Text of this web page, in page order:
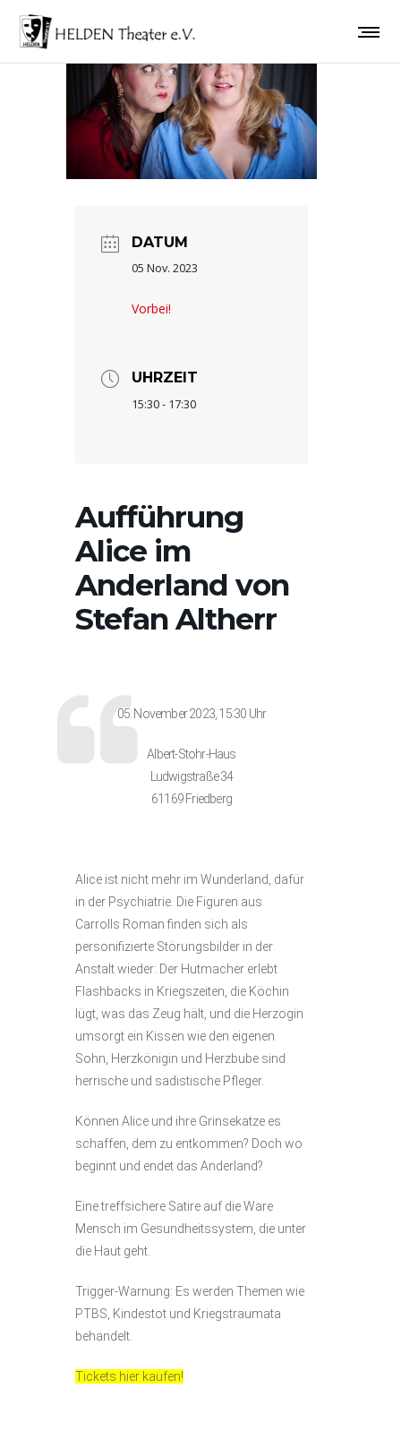
DATUM
05 Nov. 2023
Vorbei!
UHRZEIT
15:30 - 17:30
Aufführung
Alice im
Anderland von
Stefan Altherr
05. November 2023, 15:30 Uhr
Albert-Stohr-Haus
Ludwigstraße 34
61169 Friedberg
Alice ist nicht mehr im Wunderland, dafür
in der Psychiatrie. Die Figuren aus
Carrolls Roman finden sich als
personifizierte Störungsbilder in der
Anstalt wieder: Der Hutmacher erlebt
Flashbacks in Kriegszeiten, die Köchin
lügt, was das Zeug hält, und die Herzogin
umsorgt ein Kissen wie den eigenen
Sohn, Herzkönigin und Herzbube sind
herrische und sadistische Pfleger.
Können Alice und ihre Grinsekatze es
schaffen, dem zu entkommen? Doch wo
beginnt und endet das Anderland?
Eine treffsichere Satire auf die Ware
Mensch im Gesundheitssystem, die unter
die Haut geht.
Trigger-Warnung: Es werden Themen wie
PTBS, Kindestot und Kriegstraumata
behandelt.
Tickets hier kaufen!